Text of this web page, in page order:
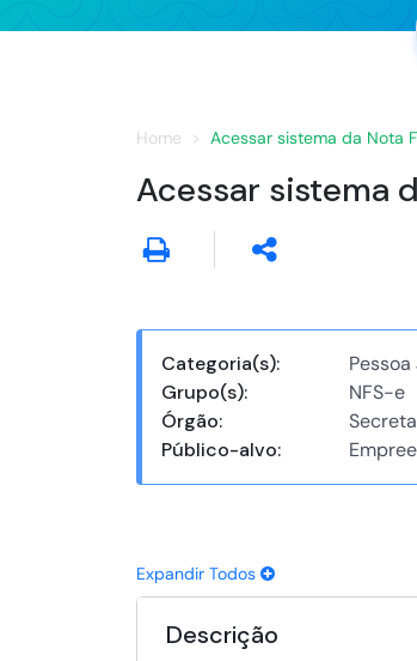
Home Acessar sistema da Nota
Acessar sistema
Categoria(s):
Grupo(s):
NFS-e
Órgão:
Público-alvo:
Expandir Todos
Descrição